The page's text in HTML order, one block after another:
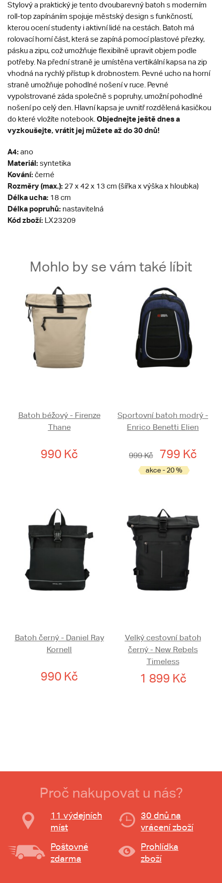
Stylový a praktický je tento dvoubarevný batoh s moderním
roll-top zapínáním spojuje městský design s funkčností,
kterou ocení studenty i aktivní lidé na cestách. Batoh má
rolovací horní část, která se zapíná pomocí plastové přezky,
pásku a zipu, což umožňuje flexibilně upravit objem podle
potřeby. Na přední straně je umístěna vertikální kapsa na zip
vhodná na rychlý přístup k drobnostem. Pevné ucho na horní
straně umožňuje pohodlné nošení v ruce. Pevné
vypolstrované záda společně s popruhy, umožní pohodlné
nošení po celý den. Hlavní kapsa je uvnitř rozdělená kasičkou
do které vložíte notebook. Objednejte ještě dnes a
vyzkoušejte, vrátit jej můžete až do 30 dnů!
A4: ano
Materiál: syntetika
Kování: černé
Rozměry (max.): 27 x 42 x 13 cm (šířka x výška x hloubka)
Délka ucha: 18 cm
Délka popruhů: nastavitelná
Kód zboží: LX23209
Mohlo by se vám také líbit
Batoh béžový - Firenze
Thane
990 Kč
Sportovní batoh modrý -
Enrico Benetti Elien
999 Kč 799 Kč
akce - 20 %
Batoh černý - Daniel Ray
Kornell
990 Kč
Velký cestovní batoh
černý - New Rebels
Timeless
1 899 Kč
Proč nakupovat u nás?
11 výdejních
míst
30 dnů na
vrácení zboží
Poštovné
zdarma
Prohlídka
zboží